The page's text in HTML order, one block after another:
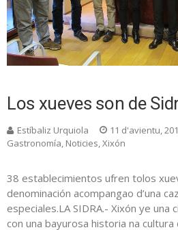
Los xueves son de
Estíbaliz Urquiola 11 d'avientu,
Gastronomía, Noticies,Xixón
38 establecimientos ufren tolos
denominación acompangao d’una
especiales.LA SIDRA.- Xixón ye una
con una bayurosa historia na cultura